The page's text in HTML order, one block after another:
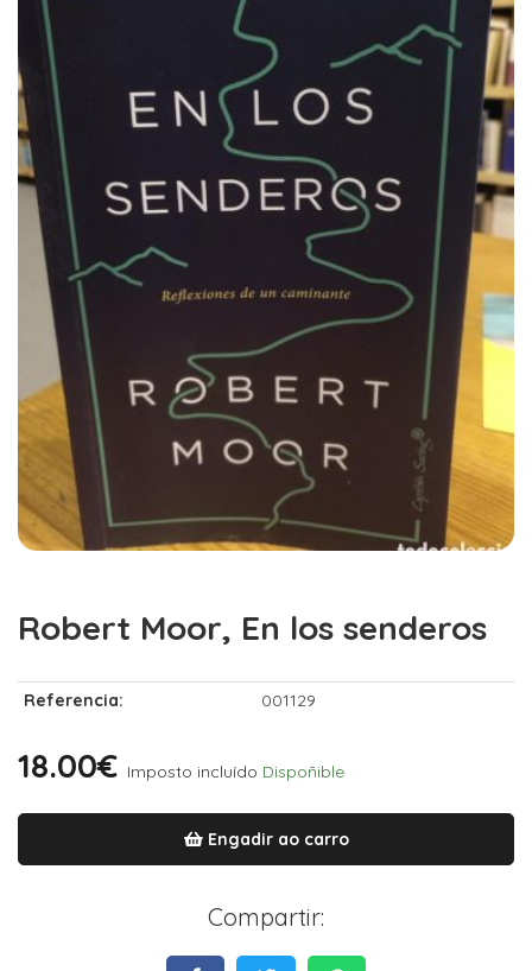
Robert Moor, En los senderos
Referencia: 001129
18.00€ Imposto incluído Dispoñible
Engadir ao carro
Compartir: